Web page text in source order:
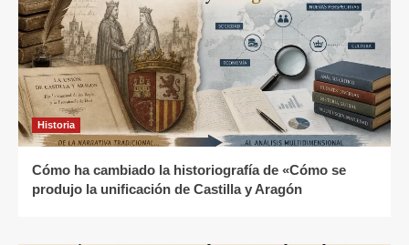
Historia
Cómo ha cambiado la historiografía de «Cómo se
produjo la unificación de Castilla y Aragón